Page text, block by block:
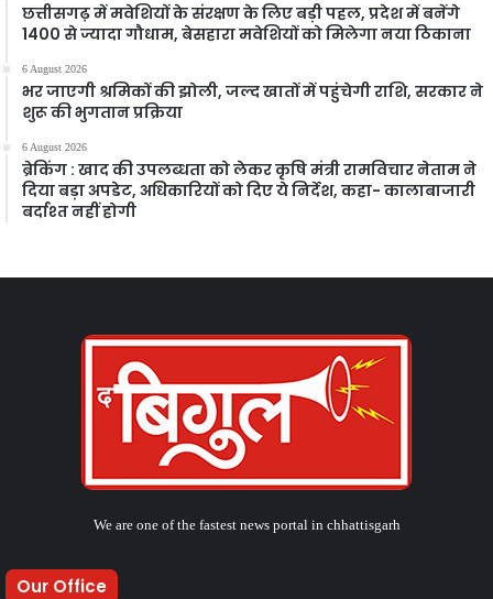
छत्तीसगढ़ में मवेशियों के संरक्षण के लिए बड़ी पहल, प्रदेश में बनेंगे
1400 से ज्यादा गौधाम, बेसहारा मवेशियों को मिलेगा नया ठिकाना
6 August 2026
भर जाएगी श्रमिकों की झोली, जल्द खातों में पहुंचेगी राशि, सरकार ने
शुरू की भुगतान प्रक्रिया
6 August 2026
ब्रेकिंग : खाद की उपलब्धता को लेकर कृषि मंत्री रामविचार नेताम ने
दिया बड़ा अपडेट, अधिकारियों को दिए ये निर्देश, कहा- कालाबाजारी
बर्दाश्त नहीं होगी
We are one of the fastest news portal in chhattisgarh
Our Office